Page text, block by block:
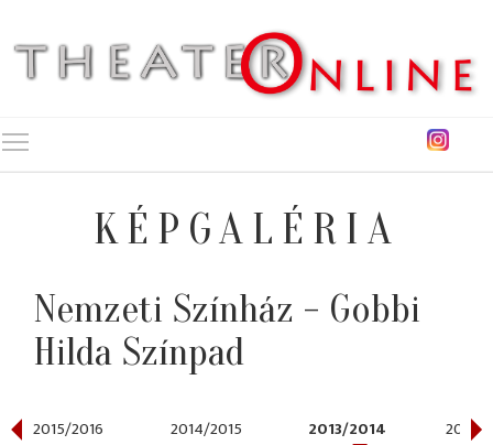
KÉPGALÉRIA
Nemzeti Színház - Gobbi
Hilda Színpad
2015/2016 2014/2015 2013/2014 2012/